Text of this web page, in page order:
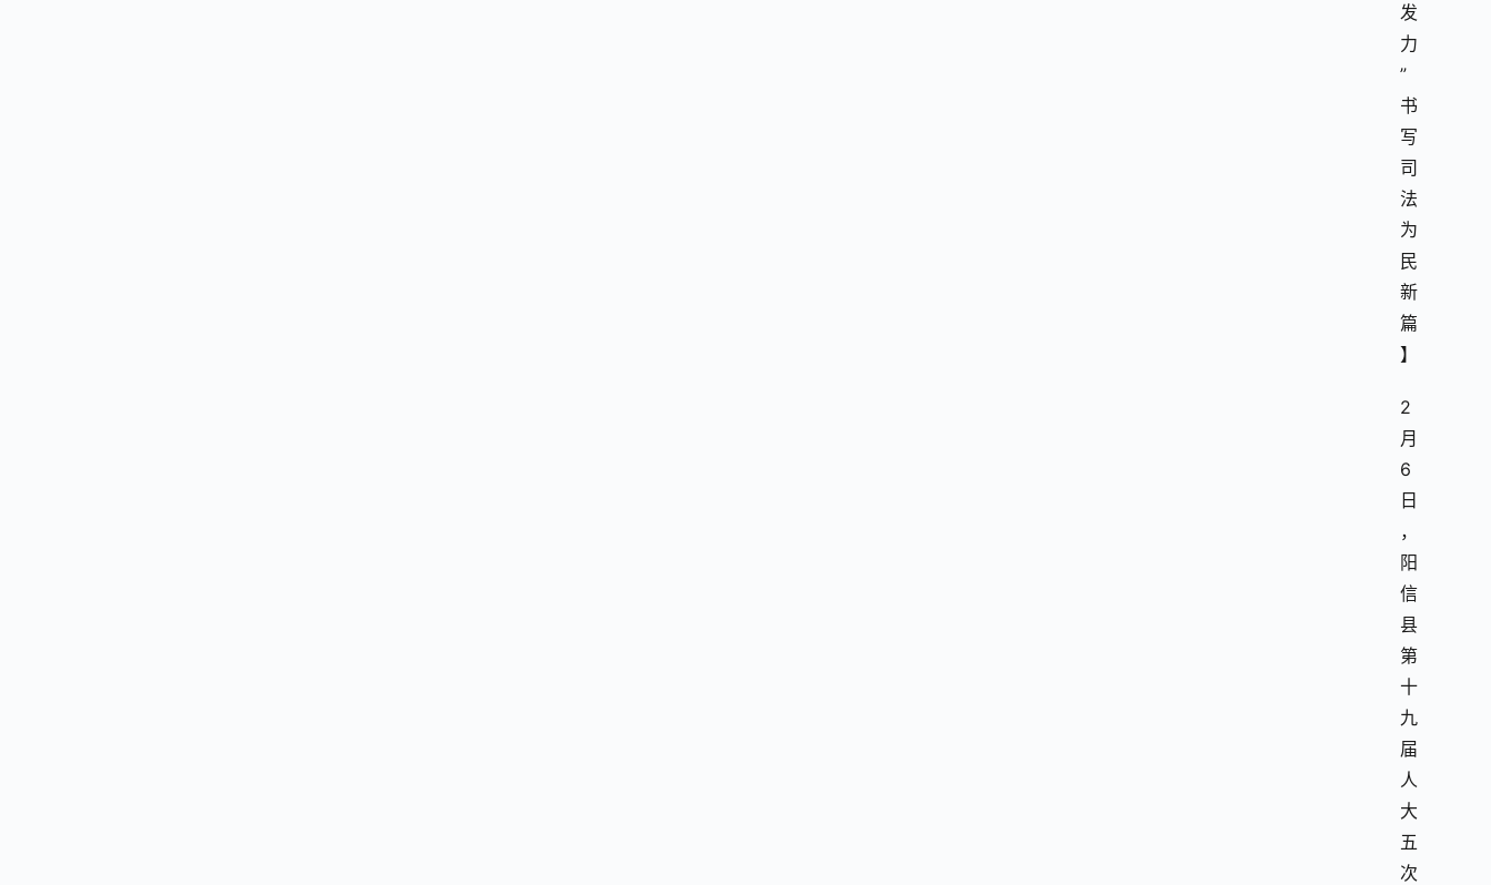
发
力
”
书
写
司
法
为
民
新
篇
】
2
月
6
日
，
阳
信
县
第
十
九
届
人
大
五
次